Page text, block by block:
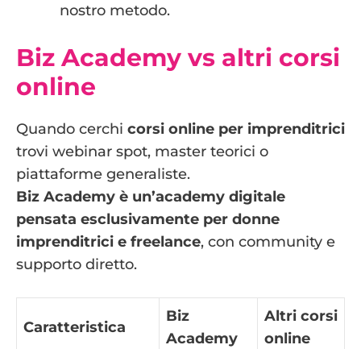
nostro metodo.
Biz Academy vs altri corsi
online
Quando cerchi corsi online per imprenditrici
trovi webinar spot, master teorici o
piattaforme generaliste.
Biz Academy è un’academy digitale
pensata esclusivamente per donne
imprenditrici e freelance, con community e
supporto diretto.
Caratteristica
Biz
Academy
Altri corsi
online